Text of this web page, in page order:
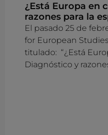
¿Está Europa en
razones para la
El pasado 25 de
for European
titulado: “¿Está
Diagnóstico y